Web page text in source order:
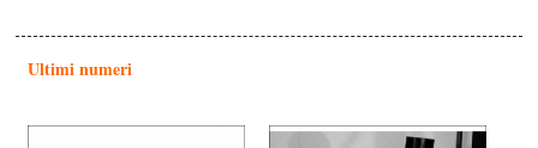
Ultimi numeri